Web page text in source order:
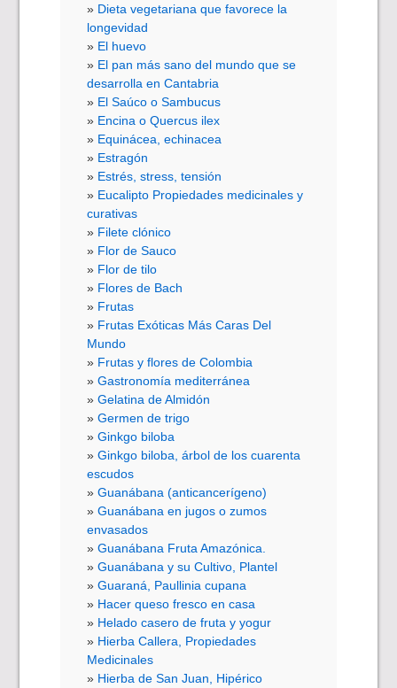
Dieta vegetariana que favorece la
longevidad
El huevo
El pan más sano del mundo que se
desarrolla en Cantabria
El Saúco o Sambucus
Encina o Quercus ilex
Equinácea, echinacea
Estragón
Estrés, stress, tensión
Eucalipto Propiedades medicinales y
curativas
Filete clónico
Flor de Sauco
Flor de tilo
Flores de Bach
Frutas
Frutas Exóticas Más Caras Del
Mundo
Frutas y flores de Colombia
Gastronomía mediterránea
Gelatina de Almidón
Germen de trigo
Ginkgo biloba
Ginkgo biloba, árbol de los cuarenta
escudos
Guanábana (anticancerígeno)
Guanábana en jugos o zumos
envasados
Guanábana Fruta Amazónica.
Guanábana y su Cultivo, Plantel
Guaraná, Paullinia cupana
Hacer queso fresco en casa
Helado casero de fruta y yogur
Hierba Callera, Propiedades
Medicinales
Hierba de San Juan, Hipérico